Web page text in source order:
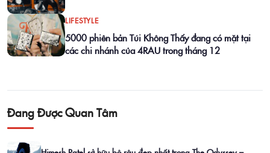
LIFESTYLE
5000 phiên bản Túi Không Thấy đang có mặt tại
các chi nhánh của 4RAU trong tháng 12
Đang Được Quan Tâm